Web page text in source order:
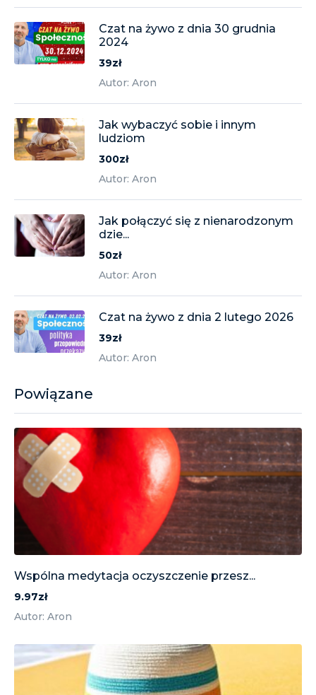
Powiązane
Wspólna medytacja oczyszczenie przesz...
9.97zł
Autor: Aron
Czat na żywo z dnia 30 grudnia
2024
39zł
Autor: Aron
Jak wybaczyć sobie i innym
ludziom
300zł
Autor: Aron
Jak połączyć się z nienarodzonym
dzie...
50zł
Autor: Aron
Czat na żywo z dnia 2 lutego 2026
39zł
Autor: Aron